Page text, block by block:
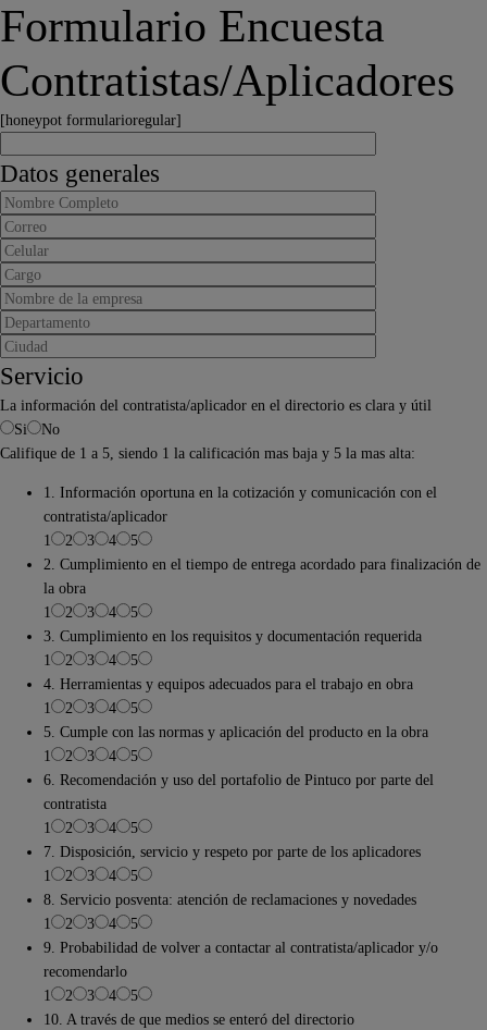
Formulario Encuesta
Contratistas/Aplicadores
[honeypot formularioregular]
Datos generales
Servicio
La información del contratista/aplicador en el directorio es clara y útil
Si
No
Califique de 1 a 5, siendo 1 la calificación mas baja y 5 la mas alta:
1. Información oportuna en la cotización y comunicación con el
contratista/aplicador
1
2 3 4
5
2. Cumplimiento en el tiempo de entrega acordado para finalización de
la obra
1
2 3 4
5
3. Cumplimiento en los requisitos y documentación requerida
1
2 3 4
5
4. Herramientas y equipos adecuados para el trabajo en obra
1
2 3 4
5
5. Cumple con las normas y aplicación del producto en la obra
1
2 3 4
5
6. Recomendación y uso del portafolio de Pintuco por parte del
contratista
1
2 3 4
5
7. Disposición, servicio y respeto por parte de los aplicadores
1
2 3 4
5
8. Servicio posventa: atención de reclamaciones y novedades
1
2 3 4
5
9. Probabilidad de volver a contactar al contratista/aplicador y/o
recomendarlo
1
2 3 4
5
10. A través de que medios se enteró del directorio